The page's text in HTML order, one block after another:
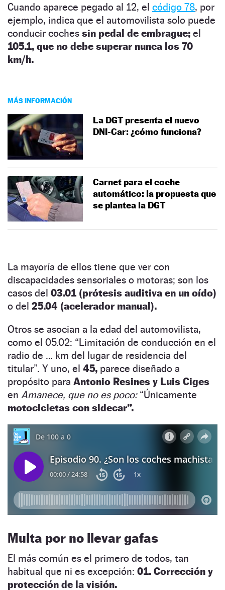
Cuando aparece pegado al 12, el código 78, por
ejemplo, indica que el automovilista solo puede
conducir coches sin pedal de embrague; el
105.1, que no debe superar nunca los 70
km/h.
MÁS INFORMACIÓN
La DGT presenta el nuevo
DNI-Car: ¿cómo funciona?
Carnet para el coche
automático: la propuesta que
se plantea la DGT
La mayoría de ellos tiene que ver con
discapacidades sensoriales o motoras; son los
casos del 03.01 (prótesis auditiva en un oído)
o del 25.04 (acelerador manual).
Otros se asocian a la edad del automovilista,
como el 05.02: “Limitación de conducción en el
radio de … km del lugar de residencia del
titular”. Y uno, el 45, parece diseñado a
propósito para Antonio Resines y Luis Ciges
en Amanece, que no es poco:“Únicamente
motocicletas con sidecar”.
Multa por no llevar gafas
El más común es el primero de todos, tan
habitual que ni es excepción: 01. Corrección y
protección de la visión.